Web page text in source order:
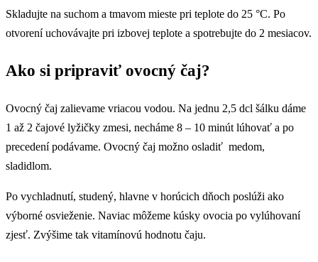
Skladujte na suchom a tmavom mieste pri teplote do 25 °C. Po
otvorení uchovávajte pri izbovej teplote a spotrebujte do 2 mesiacov.
Ako si pripraviť ovocný čaj?
Ovocný čaj zalievame vriacou vodou. Na jednu 2,5 dcl šálku dáme
1 až 2 čajové lyžičky zmesi, necháme 8 – 10 minút lúhovať a po
precedení podávame. Ovocný čaj možno osladiť medom,
sladidlom.
Po vychladnutí, studený, hlavne v horúcich dňoch poslúži ako
výborné osvieženie. Naviac môžeme kúsky ovocia po vylúhovaní
zjesť. Zvýšime tak vitamínovú hodnotu čaju.